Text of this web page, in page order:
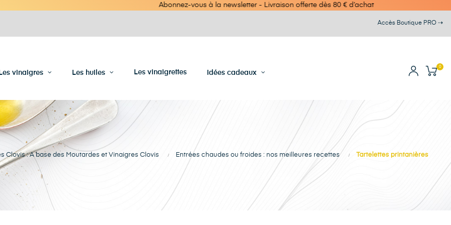
Abonnez-vous à la newsletter - Livraison offerte dès 80 € d’achat
Accès Boutique PRO ⇢
Les vinaigres Les huiles Les vinaigrettes Idées cadeaux
0
Clovis : A base des Moutardes et Vinaigres Clovis Entrées chaudes ou froides : nos meilleures recettes Tartelettes printanières